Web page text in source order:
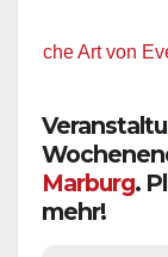
Art von Event
Marburg.
mehr!